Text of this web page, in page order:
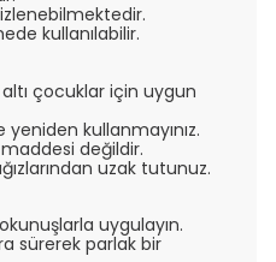
kullanılabilir.
çocuklar için uygun
kullanmayınız.
maddesi değildir.
uzak tutunuz.
uygulayın.
sürerek parlak bir